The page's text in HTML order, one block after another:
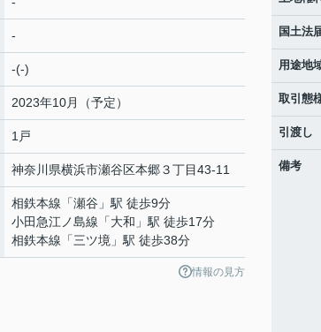
-
-(-)
2023年10月（予定）
1戸
神奈川県横浜市瀬谷区本郷３丁目43-11
相鉄本線 「瀬谷 」駅 徒歩9分
小田急江ノ島線 「大和 」駅 徒歩17分
相鉄本線 「三ツ境 」駅 徒歩38分
情報の見方
国土法
用途地
取引態
引渡し
備考